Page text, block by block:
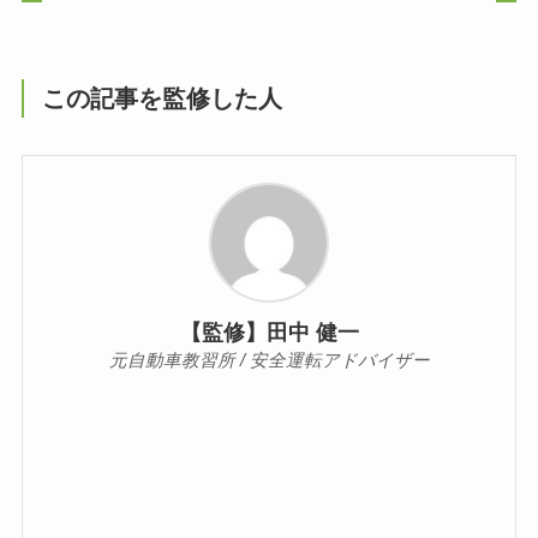
この記事を監修した人
【監修】田中 健一
元自動車教習所 / 安全運転アドバイザー